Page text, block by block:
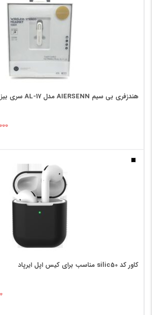
هندزفری بی سیم AIERSENN مدل AL-17 سری بیزینس
کاور کد silic50 مناسب برای کیس اپل ایرپاد